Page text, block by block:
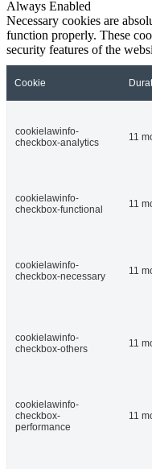
Always Enabled
Necessary cookies are
function properly. These
security features of the
Cookie
cookielawinfo-
checkbox-analytics
11
cookielawinfo-
checkbox-functional
11
cookielawinfo-
checkbox-necessary
11
cookielawinfo-
checkbox-others
11
cookielawinfo-
checkbox-
performance
11